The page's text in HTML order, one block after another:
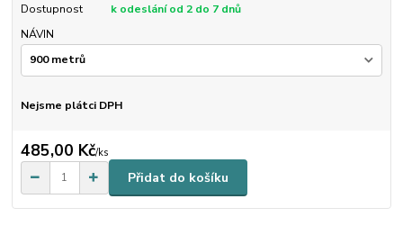
Dostupnost
k odeslání od 2 do 7 dnů
NÁVIN
Nejsme plátci DPH
485,00 Kč/ks
Přidat do košíku